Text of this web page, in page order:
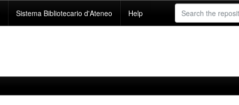
Sistema Bibliotecario d'Ateneo Help